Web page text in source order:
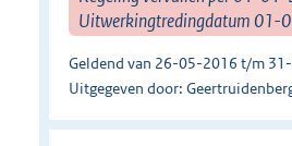
Uitwerkingtredingdatum 01-
Geldend van 26-05-2016 t/m
Uitgegeven door: